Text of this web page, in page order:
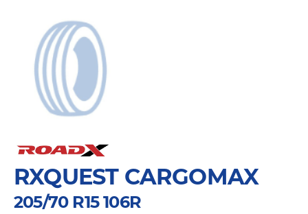
RXQUEST CARGOMAX
205/70 R15 106R